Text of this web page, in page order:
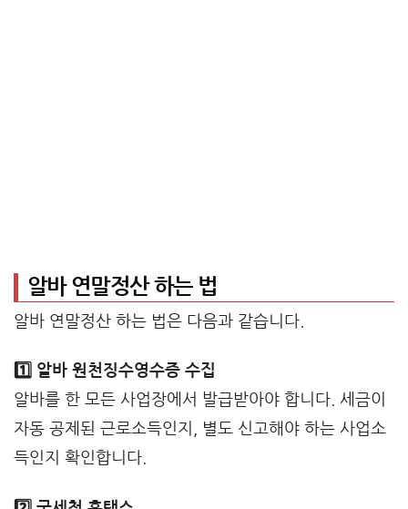
알바 연말정산 하는 법
알바 연말정산 하는 법은 다음과 같습니다.
1️⃣ 알바 원천징수영수증 수집
알바를 한 모든 사업장에서 발급받아야 합니다. 세금이
자동 공제된 근로소득인지, 별도 신고해야 하는 사업소
득인지 확인합니다.